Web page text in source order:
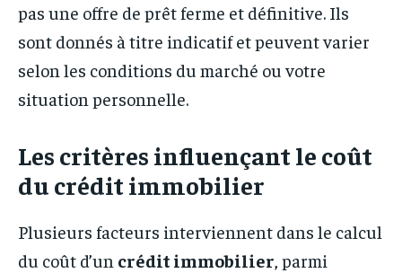
pas une offre de prêt ferme et définitive. Ils
sont donnés à titre indicatif et peuvent varier
selon les conditions du marché ou votre
situation personnelle.
Les critères influençant le coût
du crédit immobilier
Plusieurs facteurs interviennent dans le calcul
du coût d’un crédit immobilier, parmi